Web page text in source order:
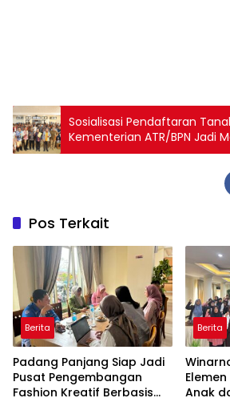
Sosialisasi Pendaftaran
Kementerian ATR/BPN Jadi
dalam Memberikan
Pos Terkait
Berita
Padang Panjang Siap Jadi
Pusat Pengembangan
Fashion Kreatif Berbasis
Berita
Anak